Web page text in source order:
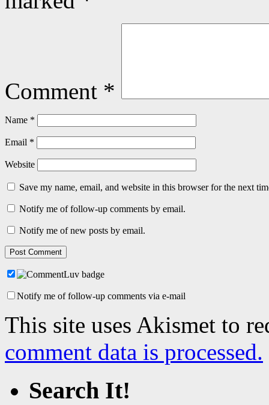
Comment *
Name *
Email *
Website
Save my name, email, and website in this browser for the next
Notify me of follow-up comments by email.
Notify me of new posts by email.
Notify me of follow-up comments via e-mail
This site uses Akismet to
comment data is processed.
Search It!